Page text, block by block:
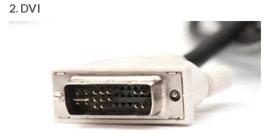
2. DVI